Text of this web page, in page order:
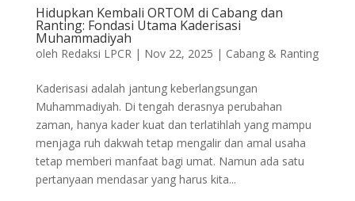
Hidupkan Kembali ORTOM di Cabang dan
Ranting: Fondasi Utama Kaderisasi
Muhammadiyah
oleh Redaksi LPCR| Nov 22, 2025 | Cabang & Ranting
Kaderisasi adalah jantung keberlangsungan
Muhammadiyah. Di tengah derasnya perubahan
zaman, hanya kader kuat dan terlatihlah yang mampu
menjaga ruh dakwah tetap mengalir dan amal usaha
tetap memberi manfaat bagi umat. Namun ada satu
pertanyaan mendasar yang harus kita...